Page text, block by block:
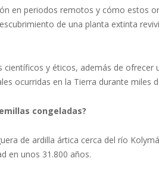
en periodos remotos y cómo estos
de una planta extinta
científicos y éticos, además de ofrecer
ocurridas en la Tierra durante miles
congeladas?
de ardilla ártica cerca del río
en unos 31.800 años.